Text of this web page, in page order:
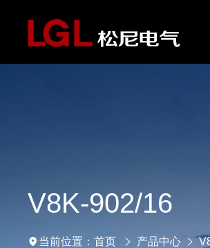
V8K-902/16
当前位置：首页 产品中心